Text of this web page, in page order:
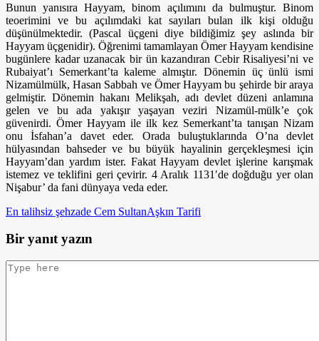
Bunun yanısıra Hayyam, binom açılımını da bulmuştur. Binom
teoerimini ve bu açılımdaki kat sayıları bulan ilk kişi olduğu
düşünülmektedir. (Pascal üçgeni diye bildiğimiz şey aslında bir
Hayyam üçgenidir). Öğrenimi tamamlayan Ömer Hayyam kendisine
bugünlere kadar uzanacak bir ün kazandıran Cebir Risaliyesi’ni ve
Rubaiyat’ı Semerkant’ta kaleme almıştır. Dönemin üç ünlü ismi
Nizamülmülk, Hasan Sabbah ve Ömer Hayyam bu şehirde bir araya
gelmiştir. Dönemin hakanı Melikşah, adı devlet düzeni anlamına
gelen ve bu ada yakışır yaşayan veziri Nizamül-mülk’e çok
güvenirdi. Ömer Hayyam ile ilk kez Semerkant’ta tanışan Nizam
onu İsfahan’a davet eder. Orada buluştuklarında O’na devlet
hülyasından bahseder ve bu büyük hayalinin gerçekleşmesi için
Hayyam’dan yardım ister. Fakat Hayyam devlet işlerine karışmak
istemez ve teklifini geri çevirir. 4 Aralık 1131′de doğduğu yer olan
Nişabur’ da fani dünyaya veda eder.
En talihsiz şehzade Cem SultanAşkın Tarifi
Bir yanıt yazın